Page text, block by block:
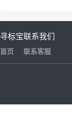
寻标宝
首页
联系我们
联系客服